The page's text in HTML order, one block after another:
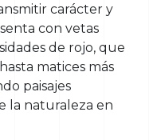
carácter y
con vetas
de rojo, que
matices más
paisajes
la naturaleza en